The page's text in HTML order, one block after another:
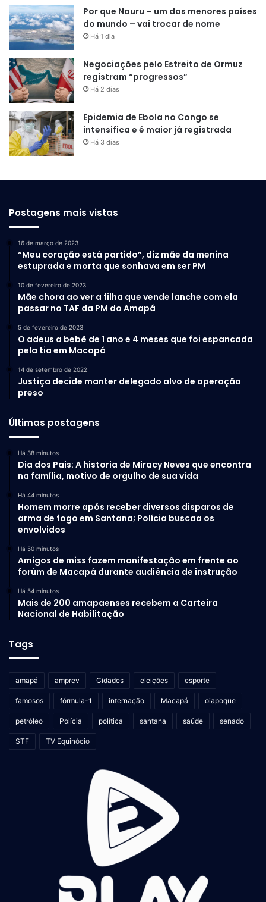
“Esse evento partiu de uma iniciativa que tivemos no
começo do ano, com o lançamento de uma música de
preservação do rio Amazonas, e por questões diversas,
foi adiando esse sonho, até chegar esse mês de
dezembro. Esse evento é muito importante porque é
nosso cartão de visita. Preservá-lo não é só uma questão
de bem-estar; é uma questão social que servirá para o
futuro das novas gerações”
“É muito bom quando um veículo de comunicação do
porte da TV Equinócio faz uma programação como essa.
Macapá é a única capital do país banhada pelo Rio
Amazonas e o maior em volume de água. É como a
preservação do nosso bem maior”
Macapá, Antônio Furlan.
Com muita alegria, diversão e entretenimento a mensagem
afinal todos temos o orgulho de dizer
meu Rio”
Reportagem:Eder Brasil
Imagens:Fabio Silva / Salgado Jr / Paulo Leal / VItor
Andreolli / Manoel Jr
Por que Nauru – um dos menores países
do mundo – vai trocar de nome
Há 1 dia
Negociações pelo Estreito de Ormuz
registram “progressos”
Há 2 dias
Epidemia de Ebola no Congo se
intensifica e é maior já registrada
Há 3 dias
Postagens mais vistas
16 de março de 2023
“Meu coração está partido”, diz mãe da menina
estuprada e morta que sonhava em ser PM
10 de fevereiro de 2023
Mãe chora ao ver a filha que vende lanche com ela
passar no TAF da PM do Amapá
5 de fevereiro de 2023
O adeus a bebê de 1 ano e 4 meses que foi espancada
pela tia em Macapá
14 de setembro de 2022
Justiça decide manter delegado alvo de operação
preso
Últimas postagens
Há 38 minutos
Dia dos Pais: A historia de Miracy Neves que encontra
na família, motivo de orgulho de sua vida
Há 44 minutos
Homem morre após receber diversos disparos de
arma de fogo em Santana; Polícia buscaa os
envolvidos
Há 50 minutos
Amigos de miss fazem manifestação em frente ao
forúm de Macapá durante audiência de instrução
Há 54 minutos
Mais de 200 amapaenses recebem a Carteira
Nacional de Habilitação
Tags
amapá amprev Cidades eleições esporte
famosos fórmula-1 internação Macapá oiapoque
petróleo Polícia política santana saúde senado
STF TV Equinócio